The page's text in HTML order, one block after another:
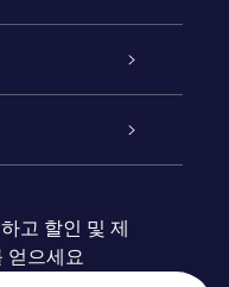
고 할인 및 제
얻으세요